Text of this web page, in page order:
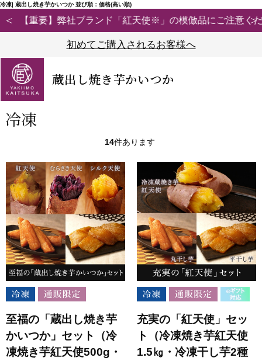
冷凍| 蔵出し焼き芋かいつか 並び順：価格(高い順)
【重要】弊社ブランド「紅天使※」の模倣品にご注意ください
初めてご購入されるお客様へ
蔵出し焼き芋かいつか
冷凍
14件あります
至福の「蔵出し焼き芋
かいつか」セット（冷
凍焼き芋紅天使500g・
充実の「紅天使」セッ
ト（冷凍焼き芋紅天使
1.5㎏・冷凍干し芋2種